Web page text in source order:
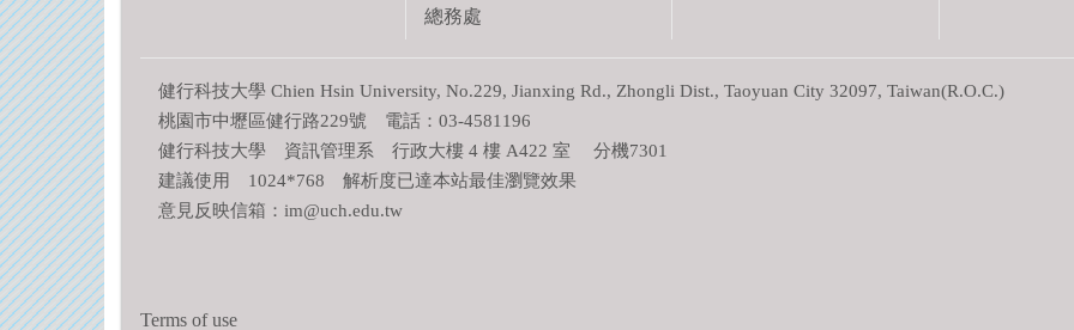
總務處
健行科技大學 Chien Hsin University, No.229, Jianxing Rd., Zhongli Dist., Taoyuan City 32097, Taiwan(R.O.C.)
桃園市中壢區健行路229號 電話：03-4581196
健行科技大學 資訊管理系 行政大樓 4 樓 A422 室 分機7301
建議使用 1024*768 解析度已達本站最佳瀏覽效果
意見反映信箱：im@uch.edu.tw
Terms of use